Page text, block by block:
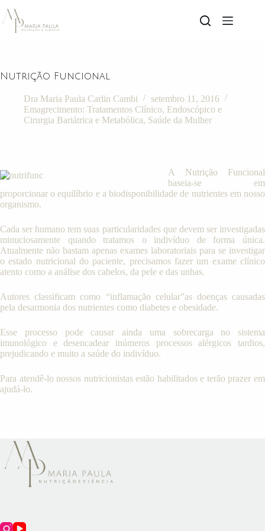
Nutrição Funcional
Dra Maria Paula Carlin Cambi
setembro 11, 2016
Emagrecimento: Tratamentos Clínico, Endoscópico e
Cirurgia Bariátrica e Metabólica, Saúde da Mulher
A Nutrição Funcional
baseia-se em
proporcionar o equilíbrio e a biodisponibilidade de nutrientes em nosso
organismo.
Cada ser humano tem suas particularidades que devem ser investigadas
minuciosamente quando tratamos o indivíduo de forma única.
Atualmente não bastam apenas exames laboratoriais para se investigar
o estado nutricional do paciente, precisamos fazer um exame clínico
atento como a análise dos cabelos, da pele e das unhas.
Autores classificam como “inflamação celular”as doenças causadas
pela desarmonia dos nutrientes como diabetes e obesidade.
Esse processo pode causar ainda uma sobrecarga no sistema
imunológico e desencadear inúmeros processos alérgicos tardios,
prejudicando e muito a saúde do indivíduo.
Para atendê-lo nossos nutricionistas estão habilitados e terão prazer em
ajudá-lo.